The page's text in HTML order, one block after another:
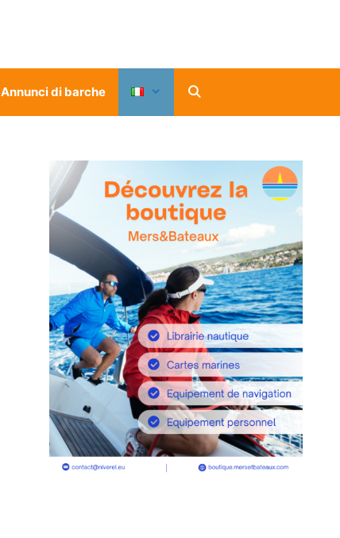
Annunci di barche